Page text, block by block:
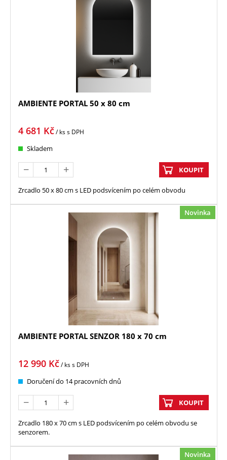
AMBIENTE PORTAL 50 x 80 cm
4 681 Kč/ kss DPH
Skladem
KOUPIT
Zrcadlo 50 x 80 cm s LED podsvícením po celém obvodu
Novinka
AMBIENTE PORTAL SENZOR 180 x 70 cm
12 990 Kč/ kss DPH
Doručení do 14 pracovních dnů
KOUPIT
Zrcadlo 180 x 70 cm s LED podsvícením po celém obvodu se
senzorem.
Novinka